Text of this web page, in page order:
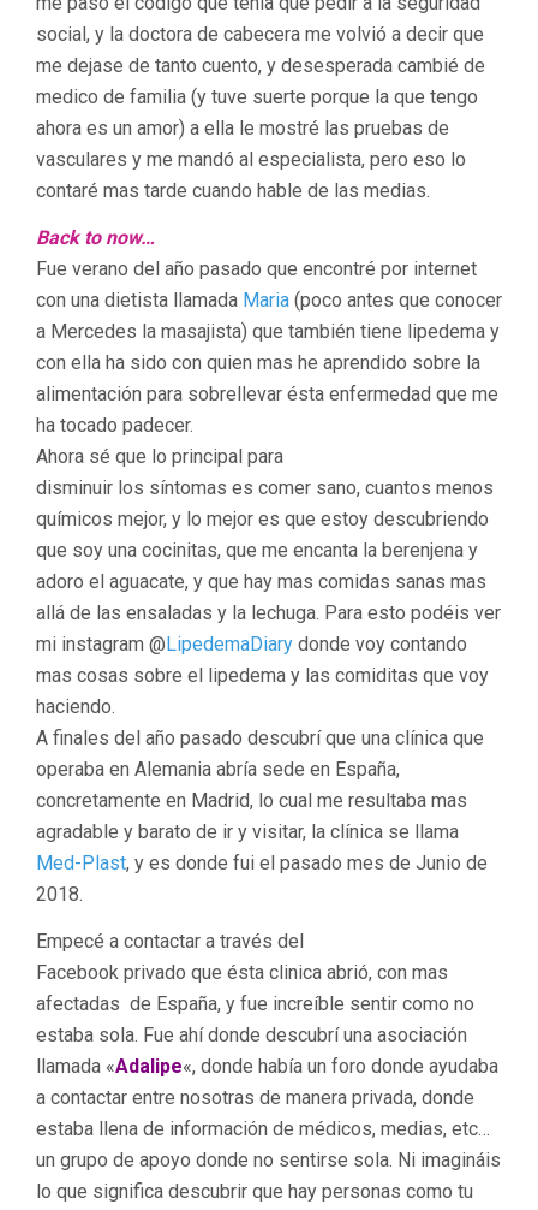
social, y la doctora de cabecera me volvió a decir que
me dejase de tanto cuento, y desesperada cambié de
medico de familia (y tuve suerte porque la que tengo
ahora es un amor) a ella le mostré las pruebas de
vasculares y me mandó al especialista, pero eso lo
contaré mas tarde cuando hable de las medias.
Back to now…
Fue verano del año pasado que encontré por internet
con una dietista llamada Maria (poco antes que conocer
a Mercedes la masajista) que también tiene lipedema y
con ella ha sido con quien mas he aprendido sobre la
alimentación para sobrellevar ésta enfermedad que me
ha tocado padecer.
Ahora sé que lo principal para
disminuir los síntomas es comer sano, cuantos menos
químicos mejor, y lo mejor es que estoy descubriendo
que soy una cocinitas, que me encanta la berenjena y
adoro el aguacate, y que hay mas comidas sanas mas
allá de las ensaladas y la lechuga. Para esto podéis ver
mi instagram @ LipedemaDiary donde voy contando
mas cosas sobre el lipedema y las comiditas que voy
haciendo.
A finales del año pasado descubrí que una clínica que
operaba en Alemania abría sede en España,
concretamente en Madrid, lo cual me resultaba mas
agradable y barato de ir y visitar, la clínica se llama
Med-Plast, y es donde fui el pasado mes de Junio de
2018.
Empecé a contactar a través del
Facebook privado que ésta clinica abrió, con mas
afectadas de España, y fue increíble sentir como no
estaba sola. Fue ahí donde descubrí una asociación
llamada «Adalipe«, donde había un foro donde ayudaba
a contactar entre nosotras de manera privada, donde
estaba llena de información de médicos, medias, etc…
un grupo de apoyo donde no sentirse sola. Ni imagináis
lo que significa descubrir que hay personas como tu